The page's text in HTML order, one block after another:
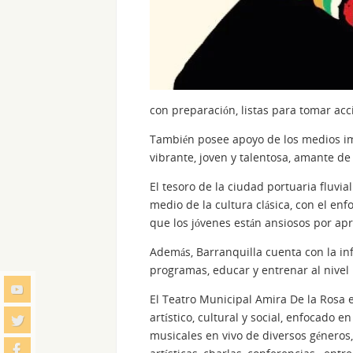
con preparación, listas para tomar
También posee apoyo de los medios
vibrante, joven y talentosa, amante
El tesoro de la ciudad portuaria
medio de la cultura clásica, con el
que los jóvenes están ansiosos por
Además, Barranquilla cuenta con la
programas, educar y entrenar al
El Teatro Municipal Amira De la
artístico, cultural y social, enfocado
musicales en vivo de diversos